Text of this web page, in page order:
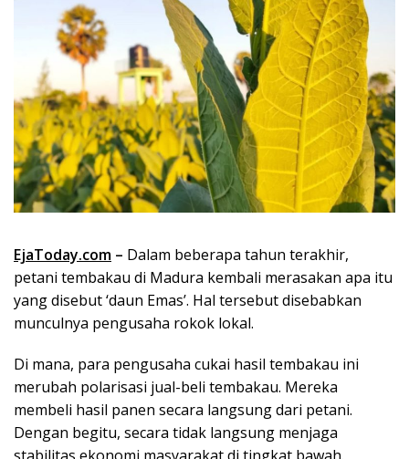
EjaToday.com – Dalam beberapa tahun terakhir,
petani tembakau di Madura kembali merasakan apa itu
yang disebut ‘daun Emas’. Hal tersebut disebabkan
munculnya pengusaha rokok lokal.
Di mana, para pengusaha cukai hasil tembakau ini
merubah polarisasi jual-beli tembakau. Mereka
membeli hasil panen secara langsung dari petani.
Dengan begitu, secara tidak langsung menjaga